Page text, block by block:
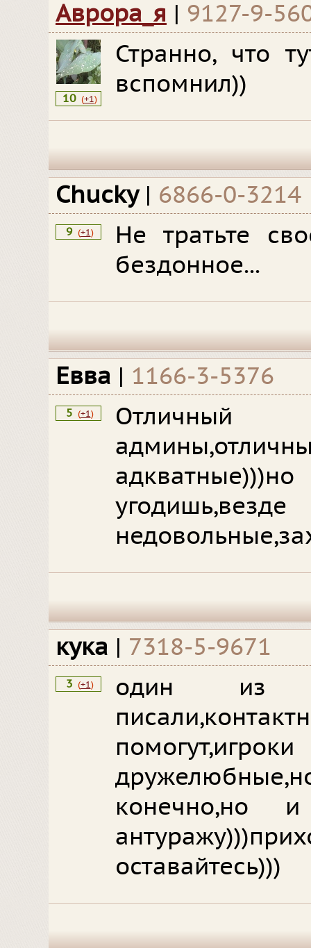
Аврора_я | 9127-9-
10 (+1)
Странно, что
вспомнил))
Chucky | 6866-0-3214
9 (+1)
Не тратьте
бездонное...
Евва | 1166-3-5376
5 (+1)
Отличный
кука | 7318-5-9671
3 (+1)
один из
оставайтесь)))